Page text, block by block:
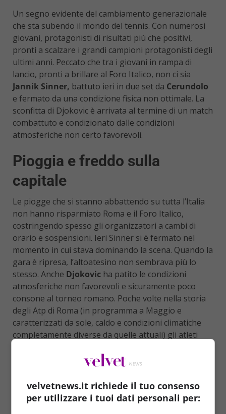
Un segno evidente del cambiamento generazionale
che sta subendo il mondo del tennis. Con numerosi
giovani, protagonisti di risultati più che positivi,
pronti a scalzare i grandi campioni protagonisti degli
ultimi anni. Peccato che tra i giovani in rampa di
lancio, pronti a brillare al Foro Italico, non ci sia
Jannik Sinner, battuto ieri in due set da Cerundolo
e fermato da una condizione fisica non ottimale. La
sconfitta di Djokovic è arrivata al termine di un match
combattuto e condizionato dalle condizioni
atmosferiche non certo favorevoli.
Pioggia e freddo sulla
capitale
Le piogge che si stanno abbattendo su tutta l’Italia
non hanno risparmiato Roma e il Foro Italico,
costringendo spesso gli organizzatori a cambi di
orario e sospensioni. Ieri Sinner si è fermato nel
momento in cui stava dominando la scena. Quando la
gara è ripresa, l’altoatesino non sembrava più lo
stesso. Anche Djokovic ha patito le condizioni
atmosferiche non favorevoli e sicuramente poco
consone al torneo romano. Poche volte nella storia
degli Atp di Roma (in programma a Maggio e
caratterizzati da sole, caldo e condizioni climatiche
completamente diverse da quelle attuali) gli atleti
velvetnews.it richiede il tuo consenso
per utilizzare i tuoi dati personali per: